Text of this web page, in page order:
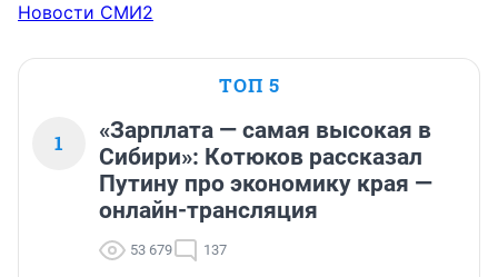
Новости СМИ2
ТОП 5
1
«Зарплата — самая высокая в
Сибири»: Котюков рассказал
Путину про экономику края —
онлайн-трансляция
53 679 137